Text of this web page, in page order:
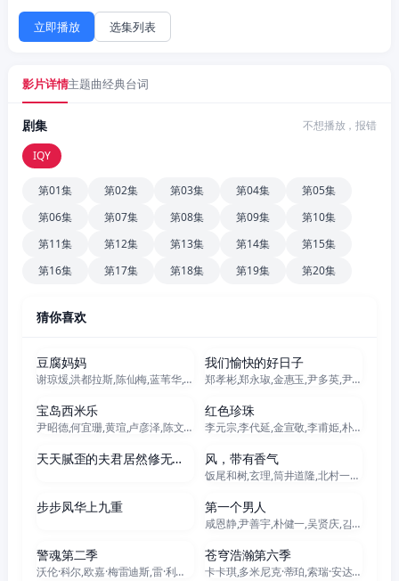
立即播放 选集列表
影片详情主题曲经典台词
剧集 不想播放，报错
IQY
第01集 第02集 第03集 第04集
第05集
第06集
第07集 第08集 第09集
第10集
第11集
第12集 第13集 第14集
第15集
第16集
第17集 第18集 第19集 第20集
猜你喜欢
豆腐妈妈
谢琼煖,洪都拉斯,陈仙梅,蓝苇华,苏晏霈,曾智希,曾子益,陈志强,郭忠祐,李之勤,潘奕如,范瑞君,王耿豪,吴铃山,张倩,李运庆,罗子惟,宫美乐,王晴,于浩威,马国毕,张世贤,徐千京,黄子玲,黄靖雅,李佩怡,吴政澔,黄尚禾,吴皓升
我们愉快的好日子
郑孝彬,郑永琡,金惠玉,尹多英,尹仲勋,文喜京,严贤京,鲜于在德,尹多勋,申正允,李商淑,李家豪
更新至302集
宝岛西米乐
尹昭德,何宜珊,黄瑄,卢彦泽,陈文山,王盈凯,黄婕菲,蔡祥,马国贤,孙绽,陈婉婷,王丁筑,璟宣,许瀞蔆,张雁名,颜邦智,曹景俊,陈玹宇,李緻,洪淇,刘汉强,张育绮,逸祥,亮曦,王芮希,李祐诚,卢尚恩,李铭叡,黄隽智,张景闳,游安顺,杨子仪
全102集
红色珍珠
李元宗,李代延,金宣敬,李甫姫,朴真熙,韩振熙,李应敬,이정용,채빈
60集全
天天腻歪的夫君居然修无情道
更新至95集
风，带有香气
饭尾和树,玄理,筒井道隆,北村一辉,多部未华子,藤原季节,原田泰造,根岸季衣,三浦贵大,高岛政宏,若林时英,内田慈,平野生成,菊池亚希子,中田青渚,小林隆,古川雄大,片冈鹤太郎,野添义弘,仲间由纪惠,村上穂乃佳,森田甘路,水野美纪,生田绘梨花,猫背椿,坂口涼太郎,津崎史郎,春海四方,广冈由里子,大岛美幸,松金米子,见上爱,佐野晶哉,中井友望,伊势志摩,东野绚香,研直子,小林虎之介,坂东弥十郎,丸山礼,上坂树里,林裕太,早坂美海,たくや
步步凤华上九重
全140集
第一个男人
咸恩静,尹善宇,朴健一,吴贤庆,김민설,李起昶
警魂第二季
沃伦·科尔,欧嘉·梅雷迪斯,雷·利奥塔,里特奇·科斯特,詹妮弗·洛佩兹,德瑞·德·玛泰,玛格丽特·柯林,维森特·拉雷斯卡,戴奥·奥柯奈伊,基诺·安东尼·佩西,安娜·冈,莱斯利·席尔瓦,安妮·张
全6集
苍穹浩瀚第六季
卡卡琪,多米尼克·蒂珀,索瑞·安达斯鲁,史蒂文·斯崔特,基翁·亚历山大,萨默·萨利姆,弗兰基·亚当斯,纳丁·妮可,贾赛·蔡斯·欧文斯,约翰·威斯利·查特曼,加布里埃尔·达尔库,安德烈·卡洪,凡妮莎·斯迈思,艾玛·霍,博·迪克森,乔丹·道森,汉娜·格兰特,费利佩·奥凯,黛安·阿圭拉,泰德·戴克斯特拉
80集全 更新至19集